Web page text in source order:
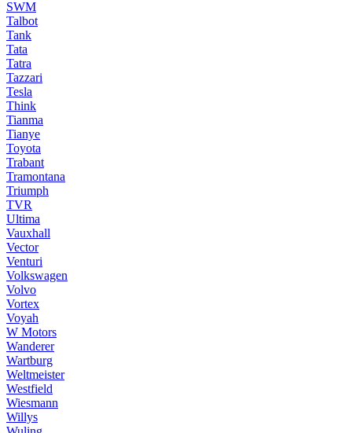
SWM
Talbot
Tank
Tata
Tatra
Tazzari
Tesla
Think
Tianma
Tianye
Toyota
Trabant
Tramontana
Triumph
TVR
Ultima
Vauxhall
Vector
Venturi
Volkswagen
Volvo
Vortex
Voyah
W Motors
Wanderer
Wartburg
Weltmeister
Westfield
Wiesmann
Willys